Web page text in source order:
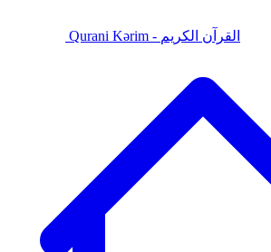
Qurani Kərim - القرآن الكريم